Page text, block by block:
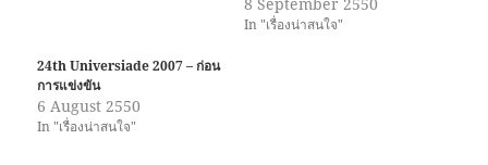
8 September 2550
In "เรื่องน่าสนใจ"
24th Universiade 2007 – ก่อน
การแข่งขัน
6 August 2550
In "เรื่องน่าสนใจ"